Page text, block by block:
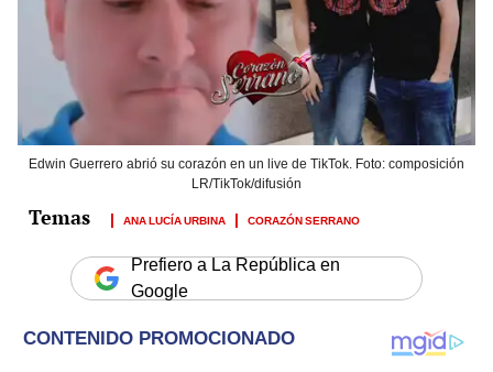
Edwin Guerrero abrió su corazón en un live de TikTok. Foto: composición
LR/TikTok/difusión
ANA LUCÍA URBINA CORAZÓN SERRANO
Prefiero a La República en
Google